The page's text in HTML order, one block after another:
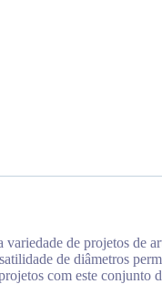
de projetos de
de diâmetros
com este conjunto